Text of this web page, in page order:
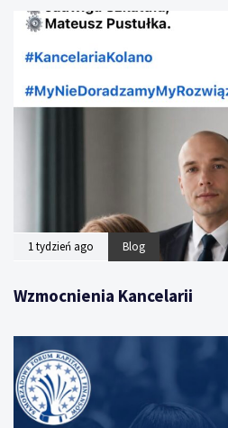
1 tydzień ago Blog
Wzmocnienia Kancelarii